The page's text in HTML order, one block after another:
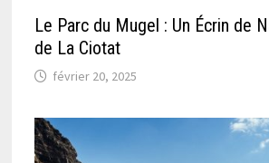
Le Parc du Mugel : Un Écrin de
de La Ciotat
février 20, 2025